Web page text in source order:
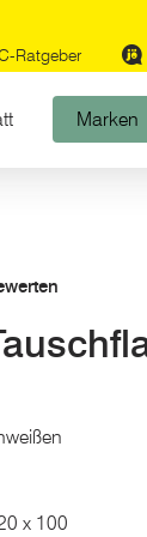
Ratgeber
Marken
x 100